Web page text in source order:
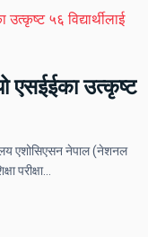
एसईईका उत्कृष्ट
एशोसिएसन नेपाल (नेशनल
परीक्षा…